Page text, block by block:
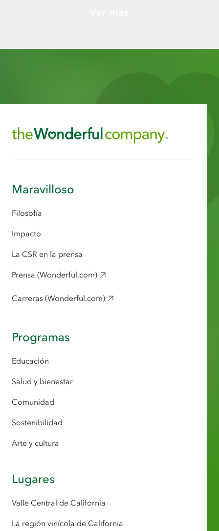
Maravilloso
Filosofía
Impacto
La CSR en la prensa
Prensa (Wonderful.com)
Carreras (Wonderful.com)
Programas
Educación
Salud y bienestar
Comunidad
Sostenibilidad
Arte y cultura
Lugares
Valle Central de California
La región vinícola de California